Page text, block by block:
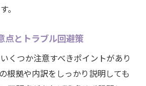
。
点とトラブル回避策
くつか注意すべきポイントがあり
根拠や内訳をしっかり説明しても